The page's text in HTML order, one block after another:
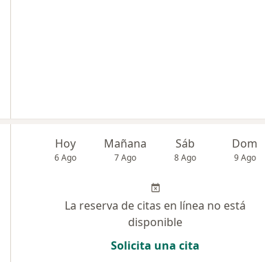
Hoy
6 Ago
Mañana
7 Ago
Sáb
8 Ago
Dom
9 Ago
La reserva de citas en línea no está
disponible
Solicita una cita